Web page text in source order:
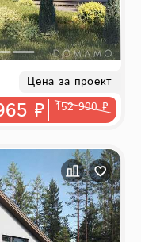
Цена за проект
₽ 152 900 ₽